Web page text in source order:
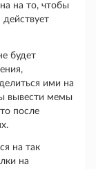
на то, чтобы
будет
ими на
вывести мемы
после
на так
на